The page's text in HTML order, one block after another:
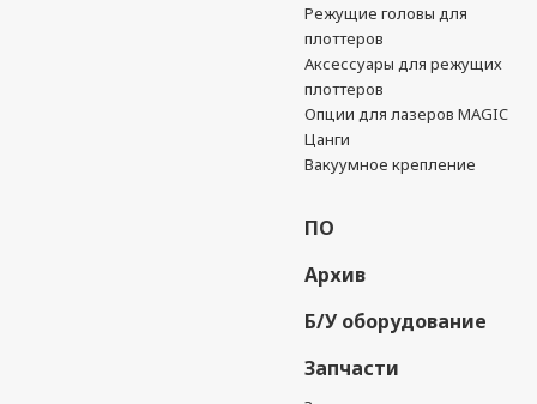
Режущие головы для
плоттеров
Аксессуары для режущих
плоттеров
Опции для лазеров MAGIC
Цанги
Вакуумное крепление
ПО
Архив
Б/У оборудование
Запчасти